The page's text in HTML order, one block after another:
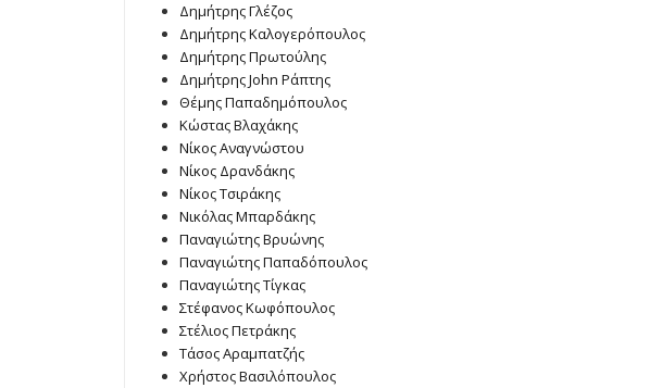
Δημήτρης Γλέζος
Δημήτρης Καλογερόπουλος
Δημήτρης Πρωτούλης
Δημήτρης John Ράπτης
Θέμης Παπαδημόπουλος
Κώστας Βλαχάκης
Νίκος Αναγνώστου
Νίκος Δρανδάκης
Νίκος Τσιράκης
Νικόλας Μπαρδάκης
Παναγιώτης Βρυώνης
Παναγιώτης Παπαδόπουλος
Παναγιώτης Τίγκας
Στέφανος Κωφόπουλος
Στέλιος Πετράκης
Τάσος Αραμπατζής
Χρήστος Βασιλόπουλος